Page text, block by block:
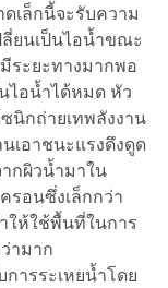
เล็กนี้จะรับความ
ยนเป็นไอน้ำขณะ
ระยะทางมากพอ
ไอน้ำได้หมด หัว
นิกถ่ายเทพลังงาน
เอาชนะแรงดึงดูด
กผิวน้ำมาใน
รอนซึ่งเล็กกว่า
ให้ใช้พื้นที่ในการ
ามาก
ารระเหยน้ำโดย